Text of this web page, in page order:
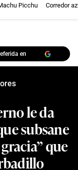
Picchu Corredor
en
le da
subsane
que